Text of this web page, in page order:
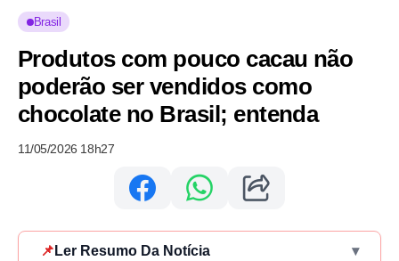
Brasil
Produtos com pouco cacau não
poderão ser vendidos como
chocolate no Brasil; entenda
11/05/2026 18h27
📌 Ler Resumo Da Notícia ▾